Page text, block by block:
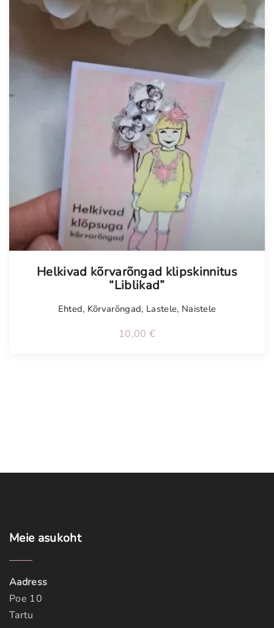
Helkivad kõrvarõngad klipskinnitus
“Liblikad”
Ehted, Kõrvarõngad, Lastele, Naistele
10,00 €
Meie asukoht
Aadress
Poe 10
Tartu